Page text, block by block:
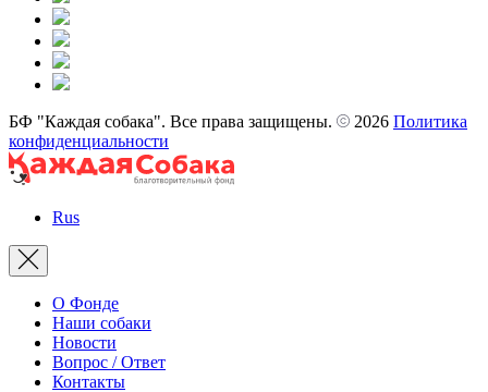
БФ "Каждая собака". Все права защищены. 2026 Политика
конфиденциальности
Rus
О Фонде
Наши собаки
Новости
Вопрос / Ответ
Контакты